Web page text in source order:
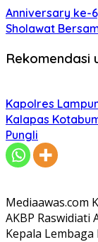
Anniversary ke-
Sholawat
Rekomendasi
Kapolres
Kalapas
Pungli
Mediaawas.com
AKBP Raswidiati
Kepala